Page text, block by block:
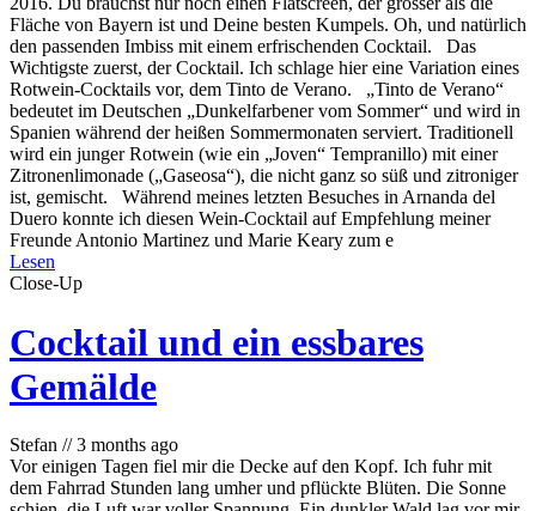
Fläche von Bayern ist und Deine besten Kumpels. Oh, und natürlich
den passenden Imbiss mit einem erfrischenden Cocktail. Das
Wichtigste zuerst, der Cocktail. Ich schlage hier eine Variation eines
Rotwein-Cocktails vor, dem Tinto de Verano. „Tinto de Verano“
bedeutet im Deutschen „Dunkelfarbener vom Sommer“ und wird in
Spanien während der heißen Sommermonaten serviert. Traditionell
wird ein junger Rotwein (wie ein „Joven“ Tempranillo) mit einer
Zitronenlimonade („Gaseosa“), die nicht ganz so süß und zitroniger
ist, gemischt. Während meines letzten Besuches in Arnanda del
Duero konnte ich diesen Wein-Cocktail auf Empfehlung meiner
Freunde Antonio Martinez und Marie Keary zum e
Lesen
Close-Up
Cocktail und ein essbares
Gemälde
Stefan // 3 months ago
Vor einigen Tagen fiel mir die Decke auf den Kopf. Ich fuhr mit
dem Fahrrad Stunden lang umher und pflückte Blüten. Die Sonne